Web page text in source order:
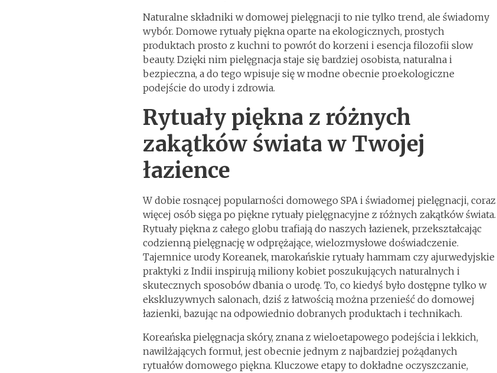
Naturalne składniki w domowej pielęgnacji to nie tylko trend, ale świadomy
wybór. Domowe rytuały piękna oparte na ekologicznych, prostych
produktach prosto z kuchni to powrót do korzeni i esencja filozofii slow
beauty. Dzięki nim pielęgnacja staje się bardziej osobista, naturalna i
bezpieczna, a do tego wpisuje się w modne obecnie proekologiczne
podejście do urody i zdrowia.
Rytuały piękna z różnych
zakątków świata w Twojej
łazience
W dobie rosnącej popularności domowego SPA i świadomej pielęgnacji, coraz
więcej osób sięga po piękne rytuały pielęgnacyjne z różnych zakątków świata.
Rytuały piękna z całego globu trafiają do naszych łazienek, przekształcając
codzienną pielęgnację w odprężające, wielozmysłowe doświadczenie.
Tajemnice urody Koreanek, marokańskie rytuały hammam czy ajurwedyjskie
praktyki z Indii inspirują miliony kobiet poszukujących naturalnych i
skutecznych sposobów dbania o urodę. To, co kiedyś było dostępne tylko w
ekskluzywnych salonach, dziś z łatwością można przenieść do domowej
łazienki, bazując na odpowiednio dobranych produktach i technikach.
Koreańska pielęgnacja skóry, znana z wieloetapowego podejścia i lekkich,
nawilżających formuł, jest obecnie jednym z najbardziej pożądanych
rytuałów domowego piękna. Kluczowe etapy to dokładne oczyszczanie,